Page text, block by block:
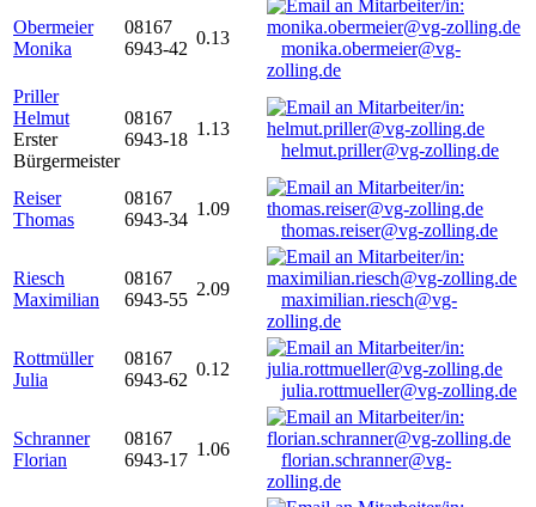
Obermeier
Monika
08167
6943-42
0.13
monika.obermeier@vg-
zolling.de
Priller
Helmut
Erster
Bürgermeister
08167
6943-18
1.13
helmut.priller@vg-zolling.de
Reiser
Thomas
08167
6943-34
1.09
thomas.reiser@vg-zolling.de
Riesch
Maximilian
08167
6943-55
2.09
maximilian.riesch@vg-
zolling.de
Rottmüller
Julia
08167
6943-62
0.12
julia.rottmueller@vg-zolling.de
Schranner
Florian
08167
6943-17
1.06
florian.schranner@vg-
zolling.de